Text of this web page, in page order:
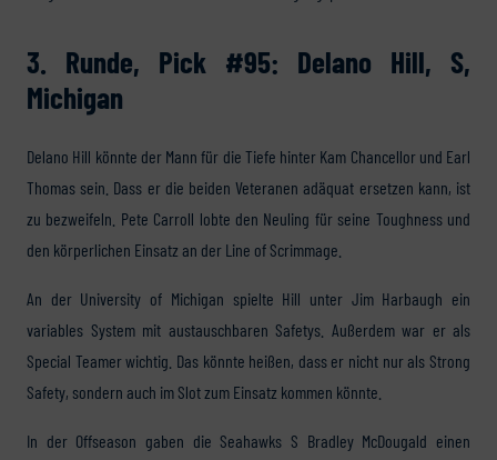
3. Runde, Pick #95: Delano Hill, S,
Michigan
Delano Hill könnte der Mann für die Tiefe hinter Kam Chancellor und Earl
Thomas sein. Dass er die beiden Veteranen adäquat ersetzen kann, ist
zu bezweifeln. Pete Carroll lobte den Neuling für seine Toughness und
den körperlichen Einsatz an der Line of Scrimmage.
An der University of Michigan spielte Hill unter Jim Harbaugh ein
variables System mit austauschbaren Safetys. Außerdem war er als
Special Teamer wichtig. Das könnte heißen, dass er nicht nur als Strong
Safety, sondern auch im Slot zum Einsatz kommen könnte.
In der Offseason gaben die Seahawks S Bradley McDougald einen